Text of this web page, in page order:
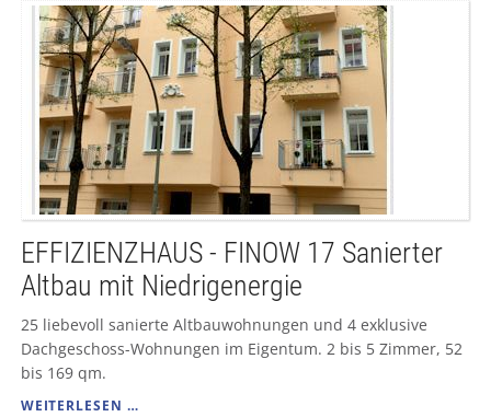
9-
9E
SCHÖNER
WOHNEN
IN
PRENZLAUER
BERG
EFFIZIENZHAUS - FINOW 17 Sanierter
Altbau mit Niedrigenergie
25 liebevoll sanierte Altbauwohnungen und 4 exklusive
Dachgeschoss-Wohnungen im Eigentum. 2 bis 5 Zimmer, 52
bis 169 qm.
WEITERLESEN …EFFIZIENZHAUS